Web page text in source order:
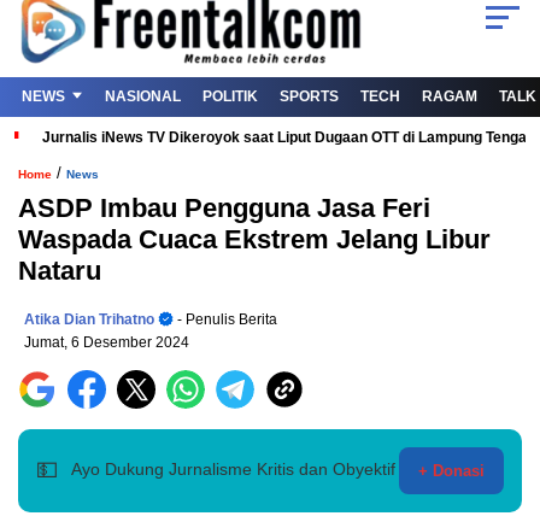
NEWS NASIONAL POLITIK SPORTS TECH RAGAM TALK
Jurnalis iNews TV Dikeroyok saat Liput Dugaan OTT di Lampung
Home / News
ASDP Imbau Pengguna Jasa Feri
Waspada Cuaca Ekstrem Jelang Libur
Nataru
Atika Dian Trihatno
- Penulis Berita
Jumat, 6 Desember 2024
💵 Ayo Dukung Jurnalisme Kritis dan Obyektif + Donasi